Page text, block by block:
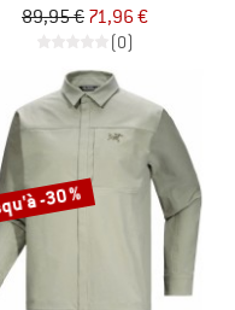
89,95 € 71,96 €
(0)
-30 %